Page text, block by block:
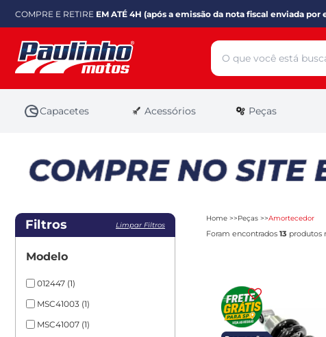
COMPRE E RETIRE EM ATÉ 4H (após a emissão da nota fiscal enviada por
Capacetes Acessórios Peças
Filtros Limpar Filtros
Modelo
012447 (1)
MSC41003 (1)
MSC41007 (1)
Home Peças Amortecedor
Foram encontrados 13 produtos